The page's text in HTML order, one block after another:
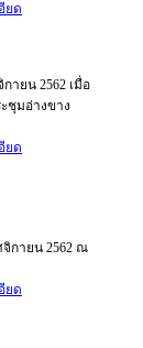
ยด
ายน 2562 เมื่อ
ชุมอ่างขาง
ยด
จิกายน 2562 ณ
ยด